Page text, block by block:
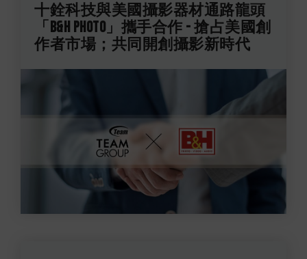
十銓科技與美國攝影器材通路龍頭
「B&H PHOTO」攜手合作 - 搶占美國創
作者市場；共同開創攝影新時代